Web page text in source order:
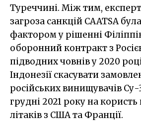
Туреччині. Між тим,
загроза санкцій CAATSA
фактором у рішенні
оборонний контракт з
підводних човнів у 2020
Індонезії скасувати
російських винищувачів
грудні 2021 року на користь
літаків з США та Франції.